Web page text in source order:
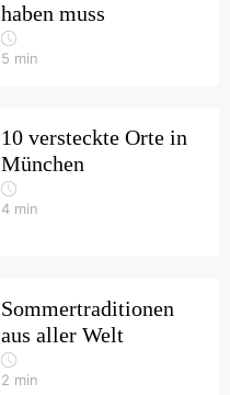
haben muss
5 min
10 versteckte Orte in
München
4 min
Sommertraditionen
aus aller Welt
2 min